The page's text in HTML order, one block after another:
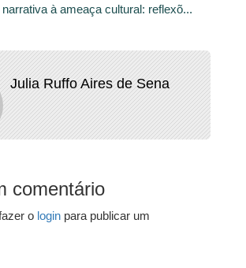
à ameaça cultural: reflexõ...
Julia Ruffo Aires de Sena
comentário
o login para publicar um